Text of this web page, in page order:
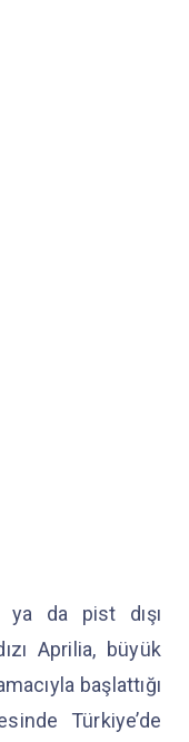
ya da pist dışı
Aprilia, büyük
başlattığı
Türkiye’de